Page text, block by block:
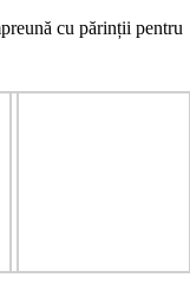
cu părinții pentru